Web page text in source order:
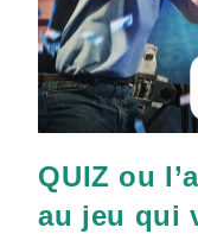
QUIZ ou
au jeu qui